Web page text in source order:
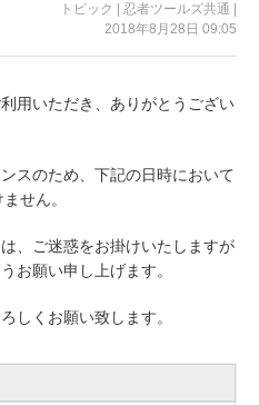
トピック | 忍者ツールズ共通 |
2018年8月28日 09:05
用いただき、ありがとうござい
スのため、下記の日時において
せん。
、ご迷惑をお掛けいたしますが
お願い申し上げます。
しくお願い致します。